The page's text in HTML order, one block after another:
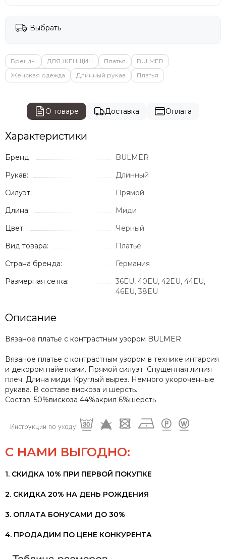
Выбрать
Бренды ДЛЯ ЖЕНЩИН Платья
BULMER
Женская одежда
Длинный рукав Платья
О товаре Доставка Оплата
Характеристики
Бренд:
BULMER
Рукав:
Длинный
Силуэт:
Прямой
Длина:
Миди
Цвет:
Черный
Вид товара:
Платье
Страна бренда:
Германия
Размерная сетка:
36EU, 40EU, 42EU, 44EU,
46EU, 38EU
Описание
Вязаное платье с контрастным узором BULMER
Вязаное платье с контрастным узором в технике интарсия
и декором пайетками. Прямой силуэт. Спущенная линия
плеч. Длина миди. Круглый вырез. Немного укороченные
рукава. В составе вискоза и шерсть.
Состав: 50%вискоза 44%акрил 6%шерсть
С НАМИ ВЫГОДНО:
1. СКИДКА 10% ПРИ ПЕРВОЙ ПОКУПКЕ
2. СКИДКА 20% НА ДЕНЬ РОЖДЕНИЯ
3. ОПЛАТА БОНУСАМИ ДО 30%
4. ПРОДАДИМ ПО ЦЕНЕ КОНКУРЕНТА